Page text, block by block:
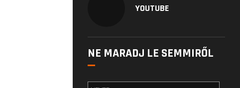
YOUTUBE
NE MARADJ LE SEMMIRŐL